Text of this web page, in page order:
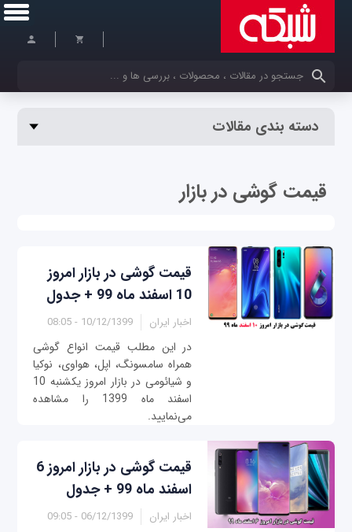
کلمات کلیدی خود را وارد کنید
دسته بندی مقالات
قیمت گوشی در بازار
قیمت گوشی در بازار امروز
10 اسفند ماه 99 + جدول
اخبار ایران 10/12/1399 - 08:05
در این مطلب قیمت انواع گوشی
همراه سامسونگ، اپل، هواوی، نوکیا
و شیائومی در بازار امروز ‌‌یکشنبه 10
اسفند ماه 1399 را مشاهده
می‌نمایید.
قیمت گوشی در بازار امروز 6
اسفند ماه 99 + جدول
اخبار ایران 06/12/1399 - 09:05